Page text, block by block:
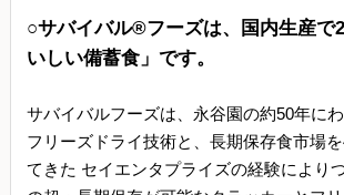
○サバイバル®フーズは、国内生産で
いしい備蓄食」です。
サバイバルフーズは、永谷園の約50年に
フリーズドライ技術と、長期保存食市場
てきた セイエンタプライズの経験により